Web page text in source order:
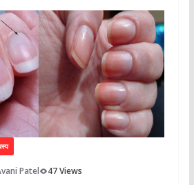
Patel 47 Views